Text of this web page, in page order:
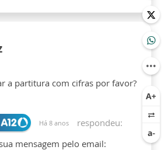
a partitura com cifras por favor?
Há 8 anos
respondeu:
mensagem pelo email: